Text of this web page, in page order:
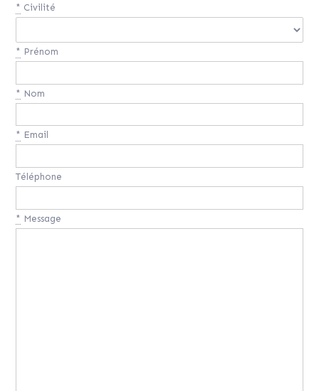
* Civilité
* Prénom
* Nom
* Email
Téléphone
* Message